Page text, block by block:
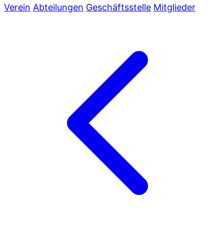
Verein Abteilungen Geschäftsstelle Mitglieder